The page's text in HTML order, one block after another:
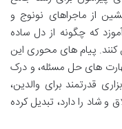
از ماجراهای نونوج و
که چگونه از دل ساده
کنند. پیام های محوری این
های حل مسئله، و درک
قدرتمند برای والدین،
شاد را دارد، تبدیل کرده